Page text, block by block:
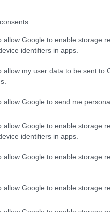
allow Google to enable storage
identifiers in apps.
allow my user data to be sent to
allow Google to send me
allow Google to enable storage
identifiers in apps.
allow Google to enable storage
allow Google to enable storage
σωστά) με τιμή 1.
αυτό πιθανώς θα
(και
η επιλογή του
θα ξεχωρίσουν
ώστε να
ξεκάθαρη
Ο
αναζήτηση,
από τη μέση χωρίς
υποψήφιος